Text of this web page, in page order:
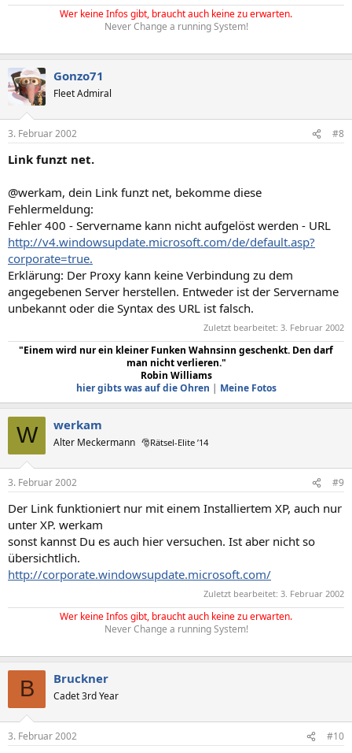
Wer keine Infos gibt, braucht auch keine zu erwarten.
Never Change a running System!
Gonzo71
Fleet Admiral
3. Februar 2002 #8
Link funzt net.
@werkam, dein Link funzt net, bekomme diese
Fehlermeldung:
Fehler 400 - Servername kann nicht aufgelöst werden - URL
http://v4.windowsupdate.microsoft.com/de/default.asp?
corporate=true.
Erklärung: Der Proxy kann keine Verbindung zu dem
angegebenen Server herstellen. Entweder ist der Servername
unbekannt oder die Syntax des URL ist falsch.
Zuletzt bearbeitet: 3. Februar 2002
"Einem wird nur ein kleiner Funken Wahnsinn geschenkt. Den darf
man nicht verlieren."
Robin Williams
hier gibts was auf die Ohren | Meine Fotos
W werkam
Alter Meckermann 🎅Rätsel-Elite ’14
3. Februar 2002 #9
Der Link funktioniert nur mit einem Installiertem XP, auch nur
unter XP. werkam
sonst kannst Du es auch hier versuchen. Ist aber nicht so
übersichtlich.
http://corporate.windowsupdate.microsoft.com/
Zuletzt bearbeitet: 3. Februar 2002
Wer keine Infos gibt, braucht auch keine zu erwarten.
Never Change a running System!
B Bruckner
Cadet 3rd Year
3. Februar 2002 #10